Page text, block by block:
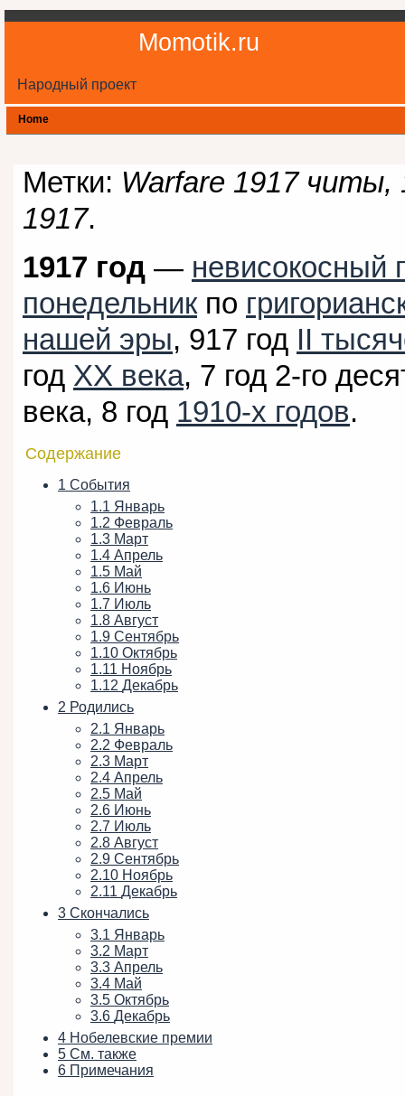
Momotik.ru
Народный проект
Home
Метки: Warfare 1917 читы,
1917.
1917 год — невисокосный
понедельникпо
нашей эры, 917 год II
год XX века, 7 год 2-го
века, 8 год 1910-х годов.
Содержание
1 События
1.1 Январь
1.2 Февраль
1.3 Март
1.4 Апрель
1.5 Май
1.6 Июнь
1.7 Июль
1.8 Август
1.9 Сентябрь
1.10 Октябрь
1.11 Ноябрь
1.12 Декабрь
2 Родились
2.1 Январь
2.2 Февраль
2.3 Март
2.4 Апрель
2.5 Май
2.6 Июнь
2.7 Июль
2.8 Август
2.9 Сентябрь
2.10 Ноябрь
2.11 Декабрь
3 Скончались
3.1 Январь
3.2 Март
3.3 Апрель
3.4 Май
3.5 Октябрь
3.6 Декабрь
4 Нобелевские премии
5 См. также
6 Примечания